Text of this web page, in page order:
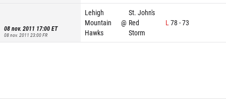
08 nov. 2011 17:00ET
08 nov. 2011 23:00FR
Lehigh
Mountain
Hawks
@
St. John's
Red
Storm
L78 -73